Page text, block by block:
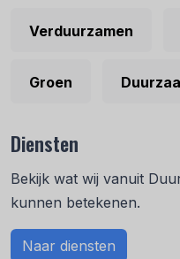
Verduurzamen
Groen
Diensten
Bekijk wat wij vanuit
kunnen betekenen.
Naar diensten